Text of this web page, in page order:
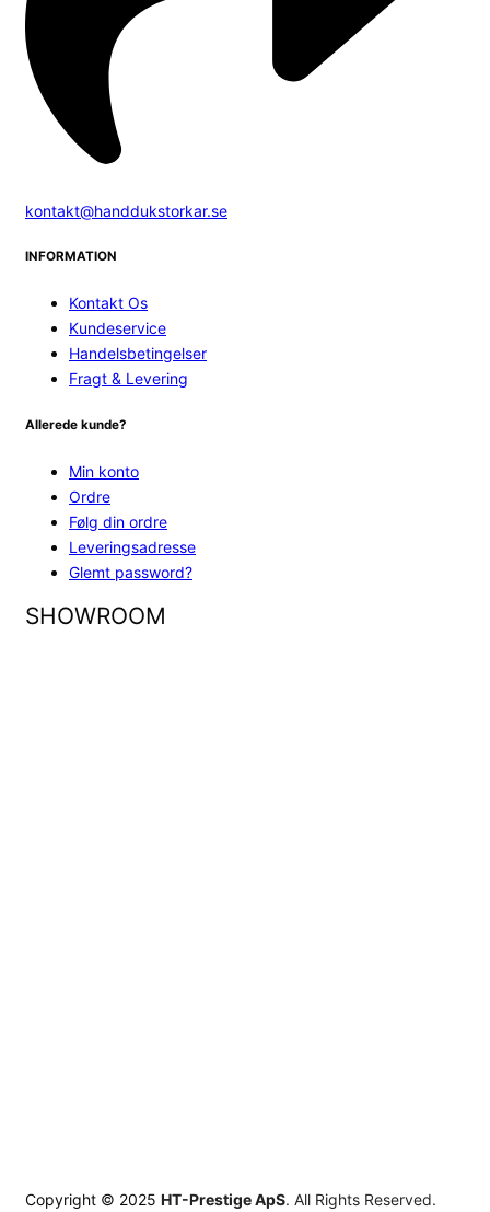
kontakt@handdukstorkar.se
INFORMATION
Kontakt Os
Kundeservice
Handelsbetingelser
Fragt & Levering
Allerede kunde?
Min konto
Ordre
Følg din ordre
Leveringsadresse
Glemt password?
SHOWROOM
Copyright © 2025 HT-Prestige ApS. All Rights Reserved.